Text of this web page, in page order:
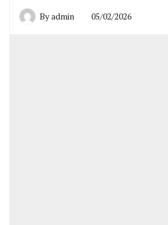
Byadmin 05/02/2026